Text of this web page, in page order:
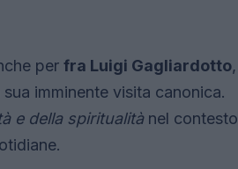
per fra Luigi Gagliardotto,
imminente visita canonica.
e della spiritualitànel contesto